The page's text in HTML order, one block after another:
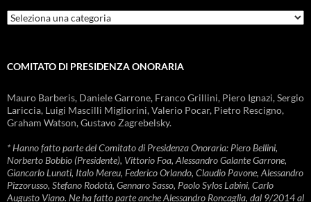
Rubriche
COMITATO DI PRESIDENZA ONORARIA
Mauro Barberis, Daniele Garrone, Franco Grillini, Piero Ignazi, Sergio
Lariccia, Luigi Mascilli Migliorini, Valerio Pocar, Pietro Rescigno,
Graham Watson, Gustavo Zagrebelsky.
* Hanno fatto parte del Comitato di Presidenza Onoraria: Piero Bellini,
Norberto Bobbio (Presidente), Vittorio Foa, Alessandro Galante Garrone,
Giancarlo Lunati, Italo Mereu, Federico Orlando, Claudio Pavone, Alessandro
Pizzorusso, Stefano Rodotà, Gennaro Sasso, Paolo Sylos Labini, Carlo
Augusto Viano. Ne ha fatto parte anche Alessandro Roncaglia, dal 9/2014 al